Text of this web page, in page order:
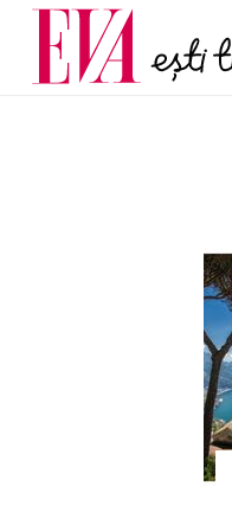
Carieră
Actualitate